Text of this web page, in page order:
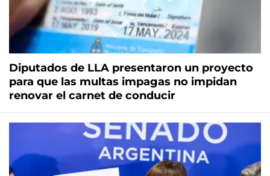
Diputados de LLA presentaron un proyecto
para que las multas impagas no impidan
renovar el carnet de conducir